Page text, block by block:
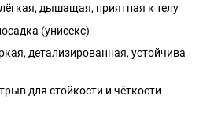
дышащая, приятная к телу
(унисекс)
детализированная, устойчива
для стойкости и чёткости